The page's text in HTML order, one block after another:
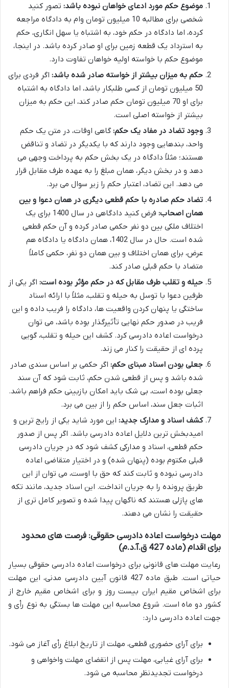
موضوع حکم مورد ادعای خواهان نبوده باشد: تصور کنید
شخصی برای مطالبه 10 میلیون تومان وام به دادگاه مراجعه
کرده، اما دادگاه در حکم خود، به اشتباه یا سهل انگاری، حکم
به استرداد یک قطعه زمین برای او صادر کرده باشد. در اینجا،
موضوع حکم با خواسته اولیه خواهان تفاوت دارد.
حکم به میزان بیشتر از خواسته صادر شده باشد: اگر فردی برای
50 میلیون تومان از کسی طلبکار باشد، اما دادگاه به اشتباه
برای او 70 میلیون تومان حکم صادر کند، این حکم به میزان
بیشتر از خواسته اصلی است.
وجود تضاد در مفاد یک حکم: گاهی اوقات، در متن یک حکم
واحد، بندهایی وجود دارند که با یکدیگر در تضاد و تناقض
هستند؛ مثلاً دادگاه در یک بخش حکم به پرداخت وجهی می
دهد و در بخش دیگر، همان مبلغ را به عهده طرف مقابل قرار
می دهد. این تضاد، اعتبار حکم را زیر سوال می برد.
تضاد حکم صادره با حکم قطعی دیگری در همان دعوا و بین
همان اصحاب:
فرض کنید دادگاهی در سال 1400 برای یک
اختلاف ملکی بین دو نفر حکمی صادر کرده و آن حکم قطعی
شده است. حال در سال 1402، همان دادگاه یا دادگاه هم
عرض، برای همان اختلاف و بین همان دو نفر، حکمی کاملاً
متضاد با حکم قبلی صادر کند.
حیله و تقلب طرف مقابل که در حکم مؤثر بوده است: اگر یکی از
طرفین دعوا با توسل به حیله و تقلب، مثلاً با ارائه اسناد
ساختگی یا پنهان کردن واقعیت ها، دادگاه را فریب داده و این
فریب در صدور حکم نهایی تأثیرگذار بوده باشد، می توان
درخواست اعاده دادرسی کرد. کشف این حیله و تقلب، گویی
پرده ای از حقیقت را کنار می زند.
جعلی بودن اسناد مبنای حکم: اگر حکمی بر اساس سندی صادر
شده باشد و پس از قطعی شدن حکم، ثابت شود که آن سند
جعلی بوده است، بی شک باید امکان بازبینی حکم فراهم باشد.
اثبات جعل سند، اساس حکم را از بین می برد.
کشف اسناد و مدارک جدید: این مورد شاید یکی از رایج ترین و
امیدبخش ترین دلایل اعاده دادرسی باشد. اگر پس از صدور
حکم قطعی، اسناد و مدارکی کشف شود که در جریان دادرسی
قبلی مکتوم بوده (پنهان شده) و در اختیار متقاضی اعاده
دادرسی نبوده و ثابت کند که حق با اوست، می توان از این
طریق پرونده را به جریان انداخت. این اسناد جدید، مانند تکه
های پازلی هستند که ناگهان پیدا شده و تصویر کامل تری از
حقیقت را نشان می دهند.
مهلت درخواست اعاده دادرسی حقوقی: فرصت های محدود
برای اقدام (ماده 427 ق.آ.د.م)
رعایت مهلت های قانونی برای درخواست اعاده دادرسی حقوقی بسیار
حیاتی است. طبق ماده 427 قانون آیین دادرسی مدنی، این مهلت
برای اشخاص مقیم ایران بیست روز و برای اشخاص مقیم خارج از
کشور دو ماه است. شروع محاسبه این مهلت ها بستگی به نوع رأی و
جهت اعاده دادرسی دارد:
برای آرای حضوری قطعی، مهلت از تاریخ ابلاغ رأی آغاز می شود.
برای آرای غیابی، مهلت پس از انقضای مهلت واخواهی و
درخواست تجدیدنظر محاسبه می شود.